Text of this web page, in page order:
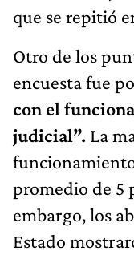
que se repitió
Otro de los
encuesta fue
con el
judicial”. La
promedio de 5
embargo, los
Estado